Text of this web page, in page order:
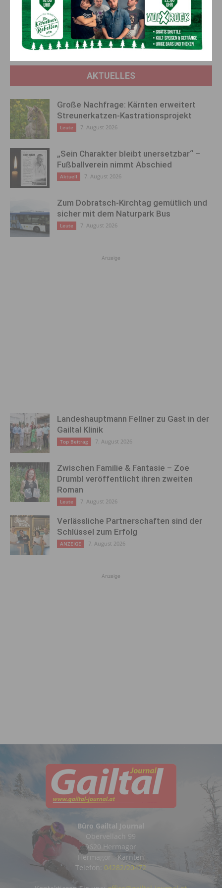
Einladung zum 21. Kirchbacher
Apfelfest am 6. Oktober 2024
Neue Rotkreuz-Uniformen
bestechen mit leuchtendem
Gelb: Mehr Komfort und
Sicherheit für Rettungskräfte
AKTUELLES
Große Nachfrage: Kärnten erweitert
Streunerkatzen-Kastrationsprojekt
Leute 7. August 2026
„Sein Charakter bleibt unersetzbar“ –
Fußballverein nimmt Abschied
Aktuell 7. August 2026
Zum Dobratsch-Kirchtag gemütlich und
sicher mit dem Naturpark Bus
Leute 7. August 2026
Anzeige
Landeshauptmann Fellner zu Gast in der
Gailtal Klinik
Top Beitrag 7. August 2026
Zwischen Familie & Fantasie – Zoe
Drumbl veröffentlicht ihren zweiten
Roman
Leute 7. August 2026
Verlässliche Partnerschaften sind der
Schlüssel zum Erfolg
ANZEIGE 7. August 2026
Anzeige
Büro Gailtal Journal
Obervellach 99
9620 Hermagor
Hermagor - Kärnten
Telefon: 04282/20472